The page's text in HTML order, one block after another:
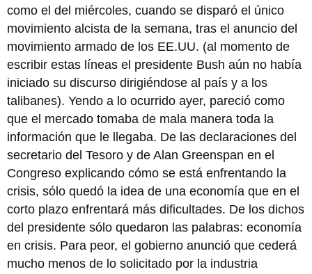
como el del miércoles, cuando se disparó el único
movimiento alcista de la semana, tras el anuncio del
movimiento armado de los EE.UU. (al momento de
escribir estas líneas el presidente Bush aún no había
iniciado su discurso dirigiéndose al país y a los
talibanes). Yendo a lo ocurrido ayer, pareció como
que el mercado tomaba de mala manera toda la
información que le llegaba. De las declaraciones del
secretario del Tesoro y de Alan Greenspan en el
Congreso explicando cómo se está enfrentando la
crisis, sólo quedó la idea de una economía que en el
corto plazo enfrentará más dificultades. De los dichos
del presidente sólo quedaron las palabras: economía
en crisis. Para peor, el gobierno anunció que cederá
mucho menos de lo solicitado por la industria